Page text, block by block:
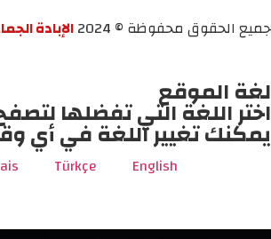
جميع الحقوق محفوظة © 2024
الإبادة
لغة الموقع
اختر اللغة التي تفضلها
يمكنك تغيير اللغة في أي
English
Türkçe